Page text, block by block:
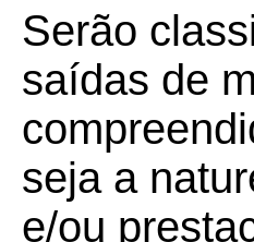
Serão
saídas de
seja a
e/ou